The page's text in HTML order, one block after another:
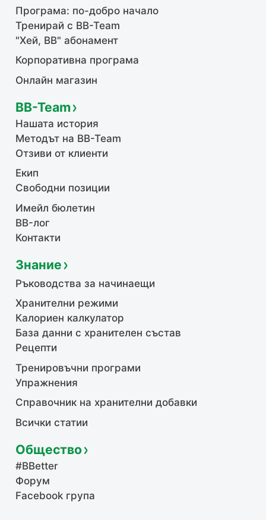
Програма: по-добро начало
Тренирай с BB-Team
"Хей, ВВ" абонамент
Корпоративна програма
Онлайн магазин
BB-Team
Нашата история
Методът на BB-Team
Отзиви от клиенти
Екип
Свободни позиции
Имейл бюлетин
BB-лог
Контакти
Знание
Ръководства за начинаещи
Хранителни режими
Калориен калкулатор
База данни с хранителен състав
Рецепти
Тренировъчни програми
Упражнения
Справочник на хранителни добавки
Всички статии
Общество
#BBetter
Форум
Facebook група